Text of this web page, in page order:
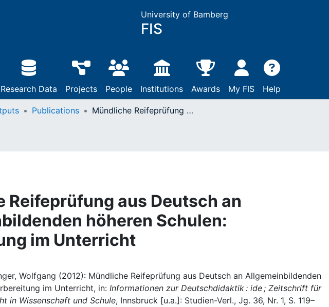
University of Bamberg
FIS
Research Data Projects People Institutions Awards My FIS Help
Publications Mündliche Reifeprüfung aus Deutsch an Allgemeinbildenden höheren Schulen: Vorbereitung im Unterricht
Reifeprüfung aus Deutsch an
höheren Schulen:
im Unterricht
Wolfgang (2012): Mündliche Reifeprüfung aus Deutsch an Allgemeinbildenden
im Unterricht, in: Informationen zur Deutschdidaktik : ide ; Zeitschrift für
in Wissenschaft und Schule, Innsbruck [u.a.]: Studien-Verl., Jg. 36, Nr. 1, S. 119–